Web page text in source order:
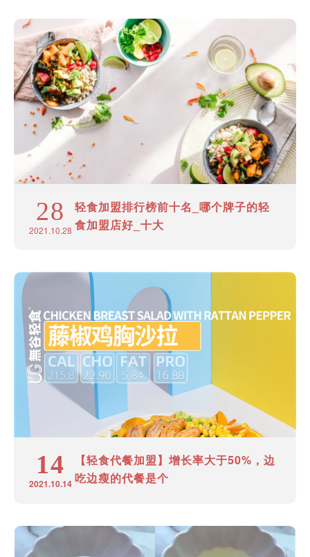
28
2021.10.28
轻食加盟排行榜前十名_哪个牌子的轻
食加盟店好_十大
14
2021.10.14
【轻食代餐加盟】增长率大于50%，边
吃边瘦的代餐是个